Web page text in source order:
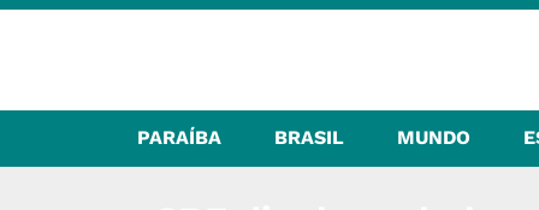
PARAÍBA BRASIL MUNDO